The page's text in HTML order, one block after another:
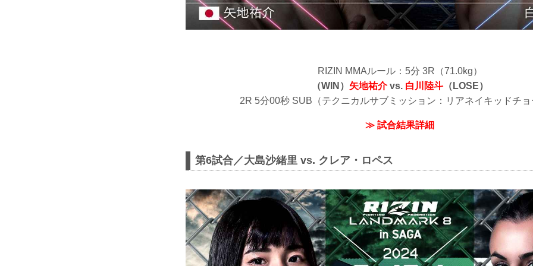
RIZIN MMAルール：5分 3R（71.0kg）
（WIN） 矢地祐介vs. 白川陸斗（LOSE）
2R 5分00秒 SUB（テクニカルサブミッション：リアネイキッドチ
≫ 試合結果詳細
第6試合／大島沙緒里 vs. クレア・ロペス